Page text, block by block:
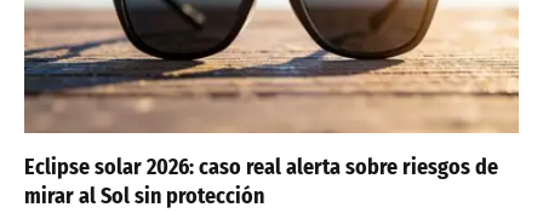
Eclipse solar 2026: caso real alerta sobre riesgos de
mirar al Sol sin protección